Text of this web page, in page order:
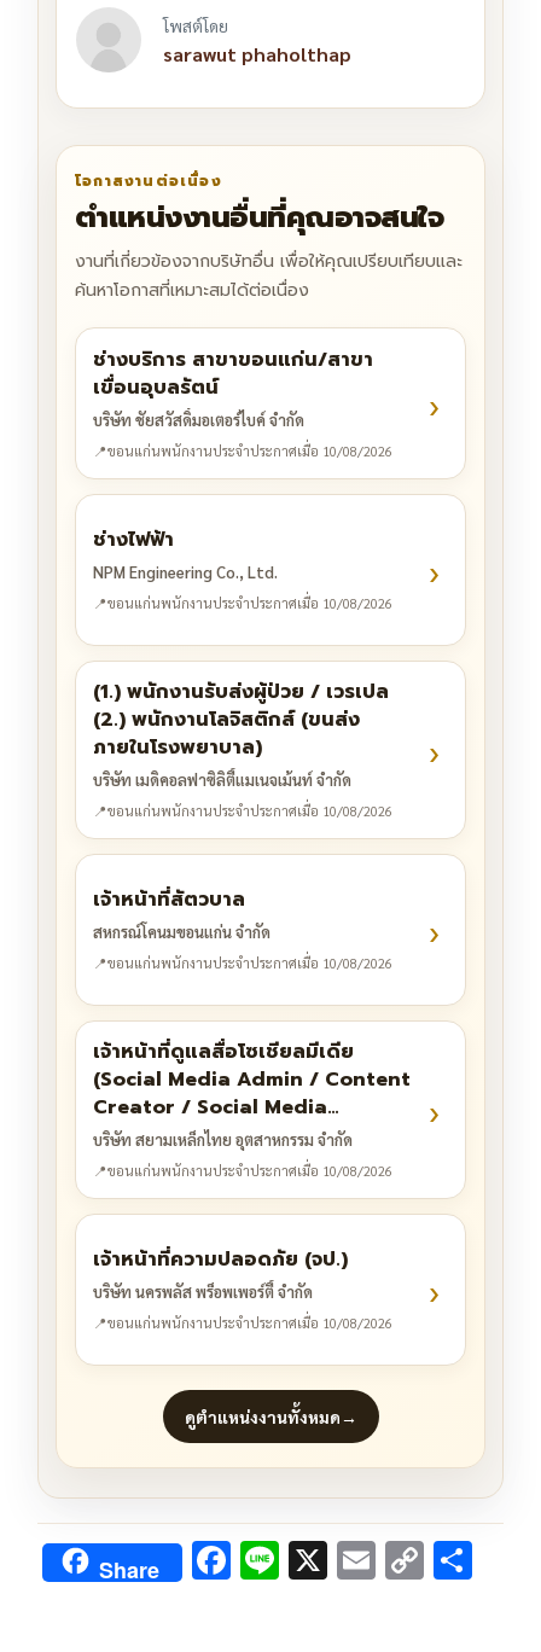
โพสต์โดย
sarawut phaholthap
โอกาสงานต่อเนื่อง
ตำแหน่งงานอื่นที่คุณอาจสนใจ
งานที่เกี่ยวข้องจากบริษัทอื่น เพื่อให้คุณเปรียบเทียบและ
ค้นหาโอกาสที่เหมาะสมได้ต่อเนื่อง
ช่างบริการ สาขาขอนแก่น/สาขา
เขื่อนอุบลรัตน์
บริษัท ชัยสวัสดิ์มอเตอร์ไบค์ จำกัด
📍ขอนแก่นพนักงานประจำประกาศเมื่อ 10/08/2026
›
ช่างไฟฟ้า
NPM Engineering Co., Ltd.
📍ขอนแก่นพนักงานประจำประกาศเมื่อ 10/08/2026
›
(1.) พนักงานรับส่งผู้ป่วย / เวรเปล
(2.) พนักงานโลจิสติกส์ (ขนส่ง
ภายในโรงพยาบาล)
บริษัท เมดิคอลฟาซิลิตี้แมเนจเม้นท์ จำกัด
📍ขอนแก่นพนักงานประจำประกาศเมื่อ 10/08/2026
›
เจ้าหน้าที่สัตวบาล
สหกรณ์โคนมขอนแก่น จำกัด
📍ขอนแก่นพนักงานประจำประกาศเมื่อ 10/08/2026
›
เจ้าหน้าที่ดูแลสื่อโซเชียลมีเดีย
(Social Media Admin / Content
Creator / Social Media
Manager)
บริษัท สยามเหล็กไทย อุตสาหกรรม จำกัด
📍ขอนแก่นพนักงานประจำประกาศเมื่อ 10/08/2026
›
เจ้าหน้าที่ความปลอดภัย (จป.)
บริษัท นครพลัส พร็อพเพอร์ตี้ จำกัด
📍ขอนแก่นพนักงานประจำประกาศเมื่อ 10/08/2026
›
ดูตำแหน่งงานทั้งหมด→
Share F Li X E C